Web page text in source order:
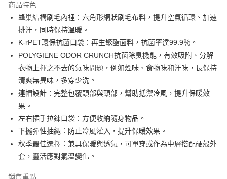
悠遊付
Google Pay
全盈+PAY
AFTEE先享後付
相關說明
【關於「AFTEE先享後付」】
AFTEE先享後付是「在收到商品之後才付款」的支付方式。 讓您購物簡單
便利好安心！
１．簡單：不需註冊會員、不需綁卡、不需儲值。
３．安心：先確認商品／服務後，再付款。
【「AFTEE先享後付」結帳流程】
１．於結帳方式選擇「AFTEE先享後付」後，將跳轉至「AFTEE先享後付」
ATM付款
運送方式
每筆NT$60，滿NT$599(含以上)免運費
商品特色
蜂巢結構刷毛內裡：六角形網狀刷毛布料，提升空氣循環、加速
排汗，同時保持溫暖。
K-rPET環保抗菌口袋：再生聚酯面料，抗菌率達99.9％。
POLYGIENE ODOR CRUNCH抗菌除臭機能，有效吸附、分解
衣物上揮之不去的氣味問題，例如煙味、食物味和汗味，長保持
清爽無異味，多穿少洗。
連帽設計：完整包覆頭部與頸部，幫助抵禦冷風，提升保暖效
果。
左右插手拉鍊口袋：方便收納隨身物品。
下擺彈性抽繩：防止冷風灌入，提升保暖效果。
秋季最佳選擇：兼具保暖與透氣，可單穿或作為中層搭配硬殼外
套，靈活應對氣溫變化。
銷售重點